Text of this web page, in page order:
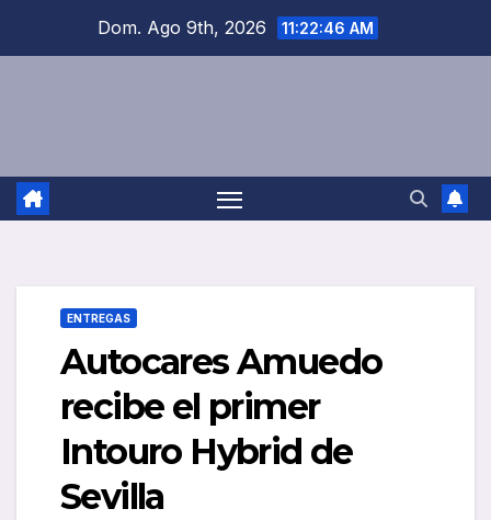
Dom. Ago 9th, 2026 11:22:47 AM
ENTREGAS
Autocares Amuedo
recibe el primer
Intouro Hybrid de
Sevilla